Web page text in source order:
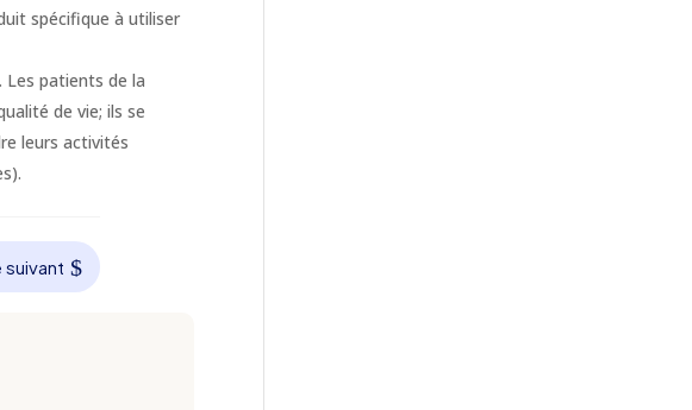
spécifique à utiliser
patients de la
de vie; ils se
leurs activités
$